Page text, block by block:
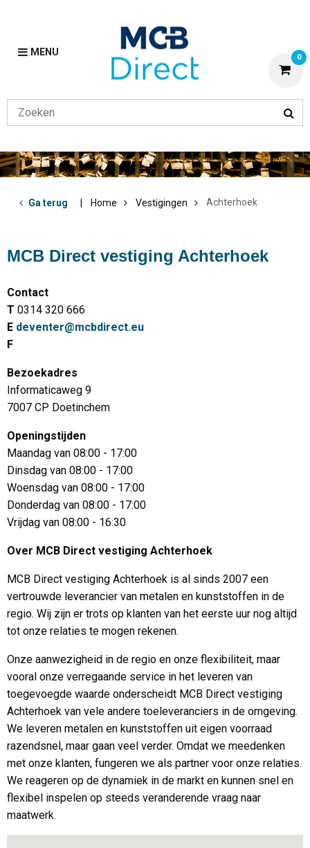
MENU 0
Ga terug Home Vestigingen Achterhoek
MCB Direct vestiging Achterhoek
Contact
T 0314 320 666
E deventer@mcbdirect.eu
F
Bezoekadres
Informaticaweg 9
7007 CP Doetinchem
Openingstijden
Maandag van 08:00 - 17:00
Dinsdag van 08:00 - 17:00
Woensdag van 08:00 - 17:00
Donderdag van 08:00 - 17:00
Vrijdag van 08:00 - 16:30
Over MCB Direct vestiging Achterhoek
MCB Direct vestiging Achterhoek is al sinds 2007 een
vertrouwde leverancier van metalen en kunststoffen in de
regio. Wij zijn er trots op klanten van het eerste uur nog altijd
tot onze relaties te mogen rekenen.
Onze aanwezigheid in de regio en onze flexibiliteit, maar
vooral onze verregaande service in het leveren van
toegevoegde waarde onderscheidt MCB Direct vestiging
Achterhoek van vele andere toeleveranciers in de omgeving.
We leveren metalen en kunststoffen uit eigen voorraad
razendsnel, maar gaan veel verder. Omdat we meedenken
met onze klanten, fungeren we als partner voor onze relaties.
We reageren op de dynamiek in de markt en kunnen snel en
flexibel inspelen op steeds veranderende vraag naar
maatwerk.